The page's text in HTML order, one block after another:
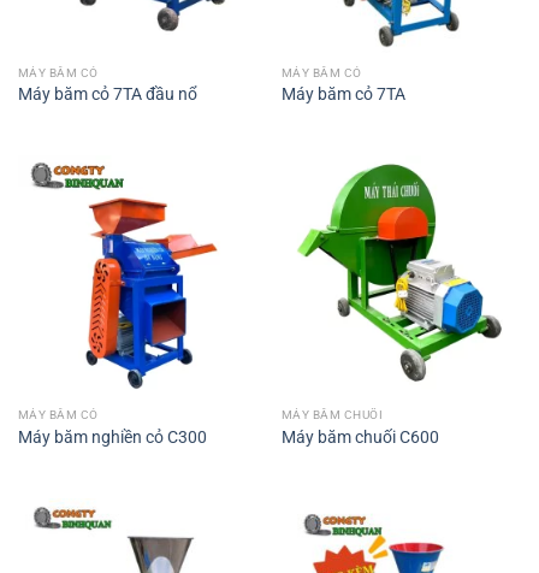
MÁY BĂM CỎ
Máy băm cỏ 7TA đầu nổ
MÁY BĂM CỎ
Máy băm cỏ 7TA
MÁY BĂM CỎ
Máy băm nghiền cỏ C300
MÁY BĂM CHUỐI
Máy băm chuối C600